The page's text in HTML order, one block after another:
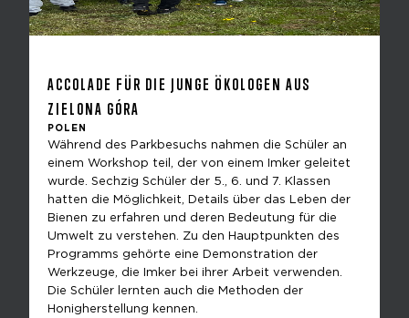
ACCOLADE FÜR DIE JUNGE ÖKOLOGEN AUS
ZIELONA GÓRA
POLEN
Während des Parkbesuchs nahmen die Schüler an
einem Workshop teil, der von einem Imker geleitet
wurde. Sechzig Schüler der 5., 6. und 7. Klassen
hatten die Möglichkeit, Details über das Leben der
Bienen zu erfahren und deren Bedeutung für die
Umwelt zu verstehen. Zu den Hauptpunkten des
Programms gehörte eine Demonstration der
Werkzeuge, die Imker bei ihrer Arbeit verwenden.
Die Schüler lernten auch die Methoden der
Honigherstellung kennen.